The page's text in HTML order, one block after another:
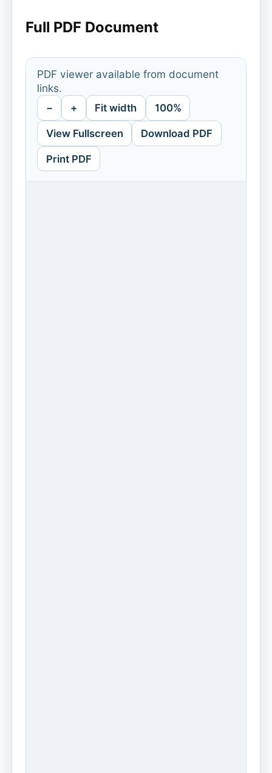
Full PDF Document
PDF viewer available from document
links.
− + Fit width 100%
View Fullscreen Download PDF
Print PDF